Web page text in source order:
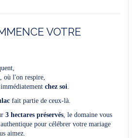
VOTRE
où l'on respire,
chez soi.
fait partie de ceux-là.
3 hectares préservés, le domaine vous
pour célébrer votre mariage
aimez.